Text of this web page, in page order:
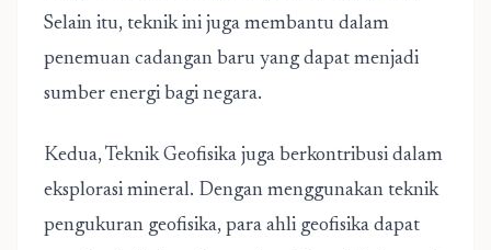
Selain itu, teknik ini juga membantu dalam
penemuan cadangan baru yang dapat menjadi
sumber energi bagi negara.
Kedua, Teknik Geofisika juga berkontribusi dalam
eksplorasi mineral. Dengan menggunakan teknik
pengukuran geofisika, para ahli geofisika dapat